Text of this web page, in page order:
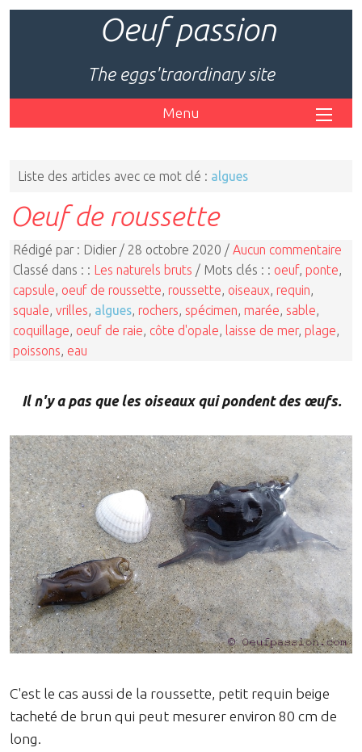
Oeuf passion
The eggs'traordinary site
Menu
Liste des articles avec ce mot clé : algues
Oeuf de roussette
Rédigé par : Didier / 28 octobre 2020 / Aucun commentaire
Classé dans : : Les naturels bruts / Mots clés : : oeuf, ponte
capsule oeuf de roussette roussette oiseaux requin
squale vrilles algues rochers spécimen marée sable
coquillage oeuf de raie côte d'opale laisse de mer, plage
poissons eau
Il n'y a pas que les oiseaux qui pondent des œufs.
C'est le cas aussi de la roussette, petit requin beige
tacheté de brun qui peut mesurer environ 80 cm de
long.